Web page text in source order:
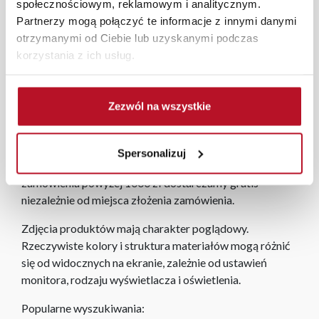
społecznościowym, reklamowym i analitycznym.
Partnerzy mogą połączyć te informacje z innymi danymi
otrzymanymi od Ciebie lub uzyskanymi podczas
korzystania z ich usług.
Zezwól na wszystkie
Spersonalizuj
W każdym z salonów mebli Bodzio oferujemy pomoc w
aranżacji mebli, a nasi pracownicy z wykorzystaniem
programu Planer 3D bezpłatnie zaprojektują i
złożone w sklepie stacjonarnym dostarczymy do 3 dni
roboczych na terenie całej Polski. W przypadku
zamówień internetowych czas dostawy wynosi do 5 dni
zamówienia powyżej 1000 zł dostarczamy gratis
niezależnie od miejsca złożenia zamówienia.
Zdjęcia produktów mają charakter poglądowy.
Rzeczywiste kolory i struktura materiałów mogą różnić
się od widocznych na ekranie, zależnie od ustawień
monitora, rodzaju wyświetlacza i oświetlenia.
Popularne wyszukiwania: